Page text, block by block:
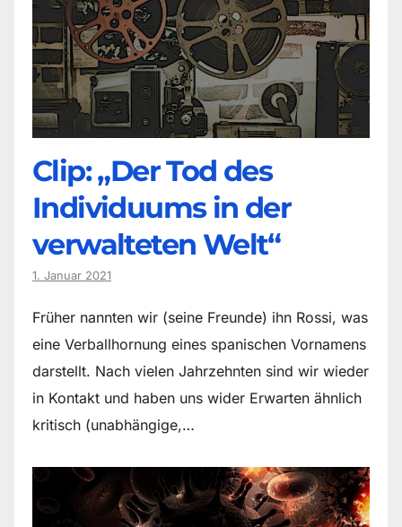
Clip: „Der Tod des
Individuums in der
verwalteten Welt“
1. Januar 2021
Früher nannten wir (seine Freunde) ihn Rossi, was
eine Verballhornung eines spanischen Vornamens
darstellt. Nach vielen Jahrzehnten sind wir wieder
in Kontakt und haben uns wider Erwarten ähnlich
kritisch (unabhängige,…